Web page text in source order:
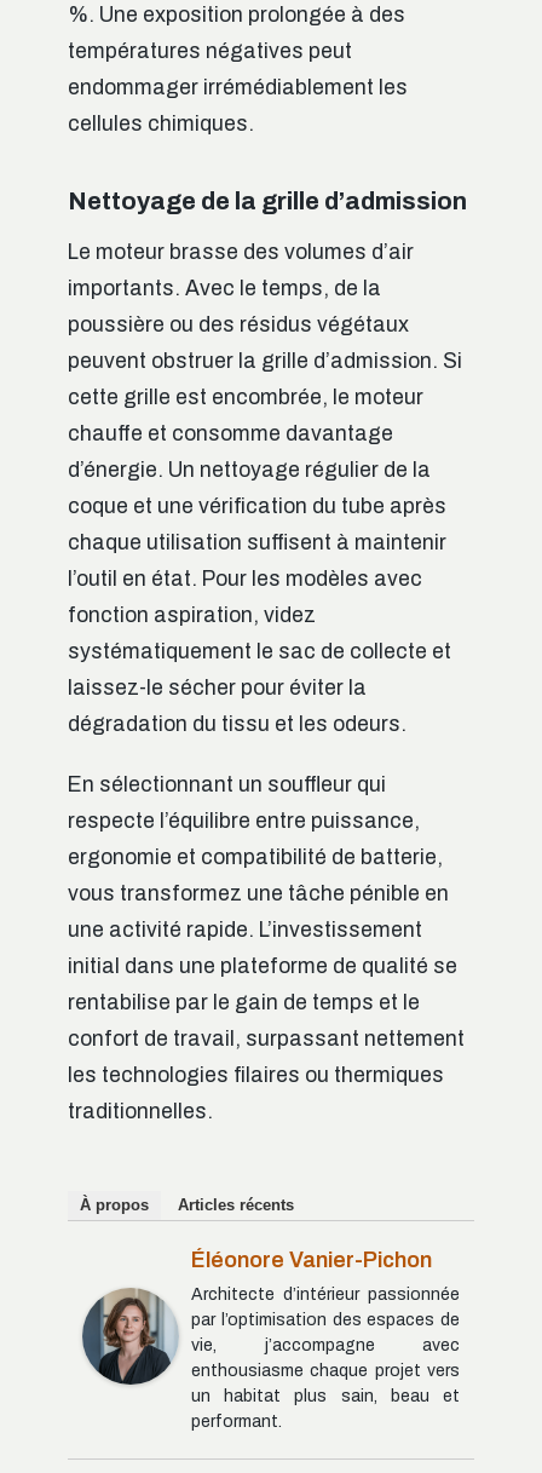
%. Une exposition prolongée à des
températures négatives peut
endommager irrémédiablement les
cellules chimiques.
Nettoyage de la grille d’admission
Le moteur brasse des volumes d’air
importants. Avec le temps, de la
poussière ou des résidus végétaux
peuvent obstruer la grille d’admission. Si
cette grille est encombrée, le moteur
chauffe et consomme davantage
d’énergie. Un nettoyage régulier de la
coque et une vérification du tube après
chaque utilisation suffisent à maintenir
l’outil en état. Pour les modèles avec
fonction aspiration, videz
systématiquement le sac de collecte et
laissez-le sécher pour éviter la
dégradation du tissu et les odeurs.
En sélectionnant un souffleur qui
respecte l’équilibre entre puissance,
ergonomie et compatibilité de batterie,
vous transformez une tâche pénible en
une activité rapide. L’investissement
initial dans une plateforme de qualité se
rentabilise par le gain de temps et le
confort de travail, surpassant nettement
les technologies filaires ou thermiques
traditionnelles.
À propos Articles récents
Éléonore Vanier-Pichon
Architecte d’intérieur passionnée
par l’optimisation des espaces de
vie, j’accompagne avec
enthousiasme chaque projet vers
un habitat plus sain, beau et
performant.